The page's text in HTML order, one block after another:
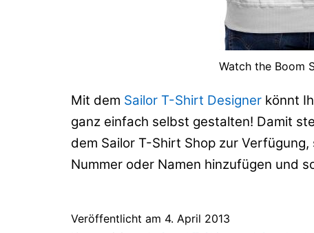
Watch the Boom
Mit dem Sailor T-Shirt Designer könnt
ganz einfach selbst gestalten! Damit
dem Sailor T-Shirt Shop zur
Nummer oder Namen hinzufügen und
Veröffentlicht am 4. April 2013